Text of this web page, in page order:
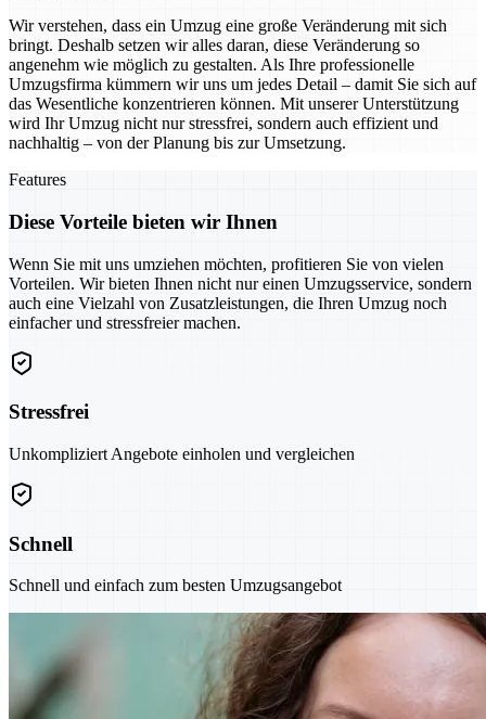
Wir verstehen, dass ein Umzug eine große Veränderung mit sich
bringt. Deshalb setzen wir alles daran, diese Veränderung so
angenehm wie möglich zu gestalten. Als Ihre professionelle
Umzugsfirma kümmern wir uns um jedes Detail – damit Sie sich auf
das Wesentliche konzentrieren können. Mit unserer Unterstützung
wird Ihr Umzug nicht nur stressfrei, sondern auch effizient und
nachhaltig – von der Planung bis zur Umsetzung.
Features
Diese Vorteile bieten wir Ihnen
Wenn Sie mit uns umziehen möchten, profitieren Sie von vielen
Vorteilen. Wir bieten Ihnen nicht nur einen Umzugsservice, sondern
auch eine Vielzahl von Zusatzleistungen, die Ihren Umzug noch
einfacher und stressfreier machen.
Stressfrei
Unkompliziert Angebote einholen und vergleichen
Schnell
Schnell und einfach zum besten Umzugsangebot